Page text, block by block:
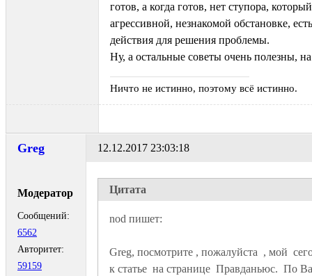
готов, а когда готов, нет ступора,
агрессивной, незнакомой обстановке,
действия для решения проблемы.
Ну, а остальные советы очень полезны,
Ничто не истинно, поэтому всё истинно.
Greg
Модератор
Сообщений:
6562
Авторитет:
59159
12.12.2017 23:03:18
Цитата
Greg, посмотрите , пожалуйста  , мой
к статье  на странице  Правданьюс.  По